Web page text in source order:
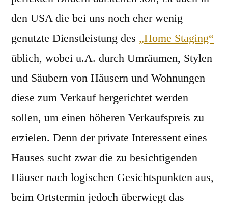
vorbereiten
den USA die bei uns noch eher wenig
genutzte Dienstleistung des „Home Staging“
üblich, wobei u.A. durch Umräumen, Stylen
und Säubern von Häusern und Wohnungen
diese zum Verkauf hergerichtet werden
sollen, um einen höheren Verkaufspreis zu
erzielen. Denn der private Interessent eines
Hauses sucht zwar die zu besichtigenden
Häuser nach logischen Gesichtspunkten aus,
beim Ortstermin jedoch überwiegt das